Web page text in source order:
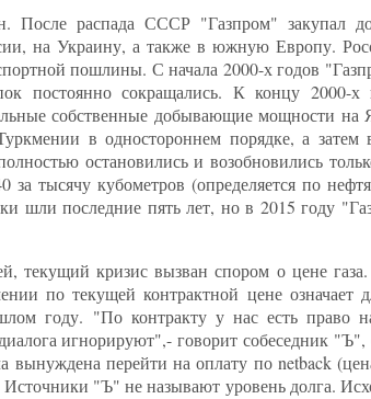
После распада СССР "Газпром" закупал
на Украину, а также в южную Европу.
пошлины. С начала 2000-х годов
постоянно сокращались. К концу 2000-х
собственные добывающие мощности на
в одностороннем порядке, а затем
остановились и возобновились
за тысячу кубометров (определяется по
шли последние пять лет, но в 2015 году
текущий кризис вызван спором о цене газа.
по текущей контрактной цене означает
году. "По контракту у нас есть право
игнорируют",- говорит собеседник
вынуждена перейти на оплату по netback
"Ъ" не называют уровень долга.